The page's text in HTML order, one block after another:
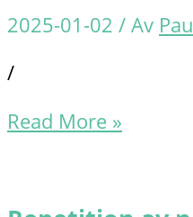
2025-01-02 / Av
/
Medlemskväll
Vindarnas
Read More »